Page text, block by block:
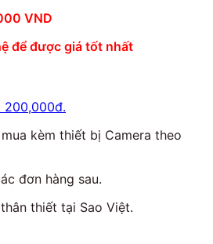
VND
để được giá tốt nhất
200,000đ.
kèm thiết bị Camera theo
đơn hàng sau.
thiết tại Sao Việt.